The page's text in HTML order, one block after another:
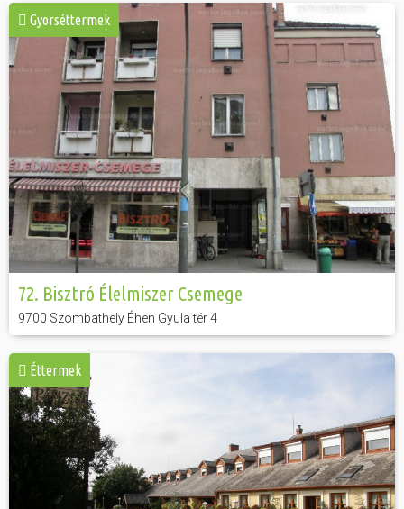
Gyorséttermek
72. Bisztró Élelmiszer Csemege
9700 Szombathely Éhen Gyula tér 4
Éttermek